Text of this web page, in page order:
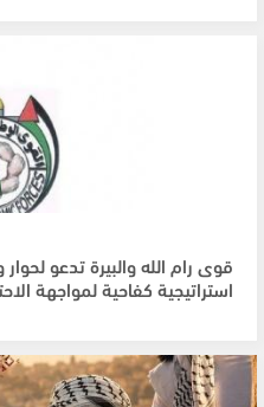
قوى رام الله والبيرة تدعو
استراتيجية كفاحية لمواجهة